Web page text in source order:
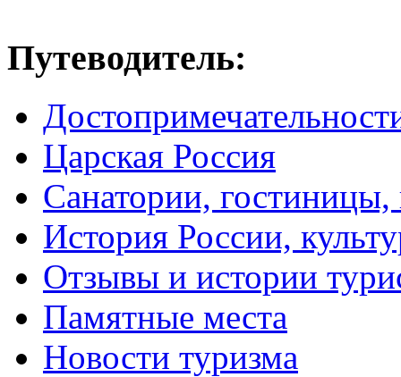
Путеводитель:
Царская Россия
Санатории, гостиницы,
История России,
Отзывы и истории
Памятные места
Новости туризма